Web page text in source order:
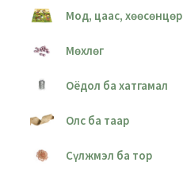
Мод, цаас, хөөсөнцөр
Мөхлөг
Оёдол ба хатгамал
Олс ба таар
Сүлжмэл ба тор